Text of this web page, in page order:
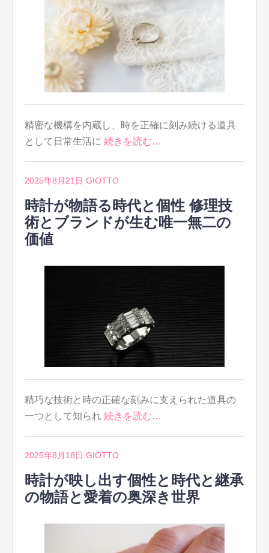
精密な機構を内蔵し、時を正確に刻み続ける道具
として日常生活に 続きを読む…
2025年8月21日 GIOTTO
時計が物語る時代と個性 修理技
術とブランドが生む唯一無二の
価値
精巧な技術と時の正確な刻みに支えられた道具の
一つとして知られ 続きを読む…
2025年8月18日 GIOTTO
時計が映し出す個性と時代と継承
の物語と愛着の奥深き世界